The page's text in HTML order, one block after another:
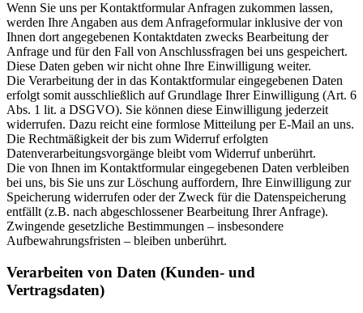
Wenn Sie uns per Kontaktformular Anfragen zukommen lassen,
werden Ihre Angaben aus dem Anfrageformular inklusive der von
Ihnen dort angegebenen Kontaktdaten zwecks Bearbeitung der
Anfrage und für den Fall von Anschlussfragen bei uns gespeichert.
Diese Daten geben wir nicht ohne Ihre Einwilligung weiter.
Die Verarbeitung der in das Kontaktformular eingegebenen Daten
erfolgt somit ausschließlich auf Grundlage Ihrer Einwilligung (Art. 6
Abs. 1 lit. a DSGVO). Sie können diese Einwilligung jederzeit
widerrufen. Dazu reicht eine formlose Mitteilung per E-Mail an uns.
Die Rechtmäßigkeit der bis zum Widerruf erfolgten
Datenverarbeitungsvorgänge bleibt vom Widerruf unberührt.
Die von Ihnen im Kontaktformular eingegebenen Daten verbleiben
bei uns, bis Sie uns zur Löschung auffordern, Ihre Einwilligung zur
Speicherung widerrufen oder der Zweck für die Datenspeicherung
entfällt (z.B. nach abgeschlossener Bearbeitung Ihrer Anfrage).
Zwingende gesetzliche Bestimmungen – insbesondere
Aufbewahrungsfristen – bleiben unberührt.
Verarbeiten von Daten (Kunden- und
Vertragsdaten)